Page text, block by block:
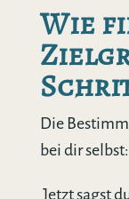
Wie
Die
bei dir selbst:
Jetzt sagst